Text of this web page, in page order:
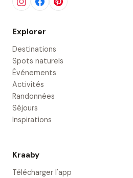
Explorer
Destinations
Spots naturels
Événements
Activités
Randonnées
Séjours
Inspirations
Kraaby
Télécharger l'app